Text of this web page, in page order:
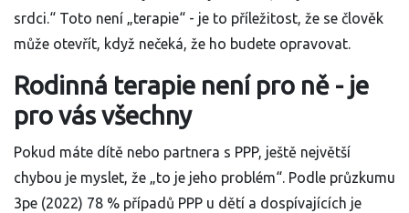
srdci.“ Toto není „terapie“ - je to příležitost, že se člověk
může otevřít, když nečeká, že ho budete opravovat.
Rodinná terapie není pro ně - je
pro vás všechny
Pokud máte dítě nebo partnera s PPP, ještě největší
chybou je myslet, že „to je jeho problém“. Podle průzkumu
3pe (2022) 78 % případů PPP u dětí a dospívajících je